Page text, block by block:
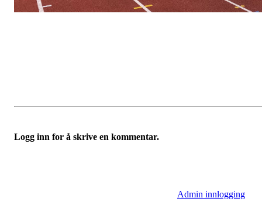
Logg inn for å skrive en kommentar.
Admin innlogging